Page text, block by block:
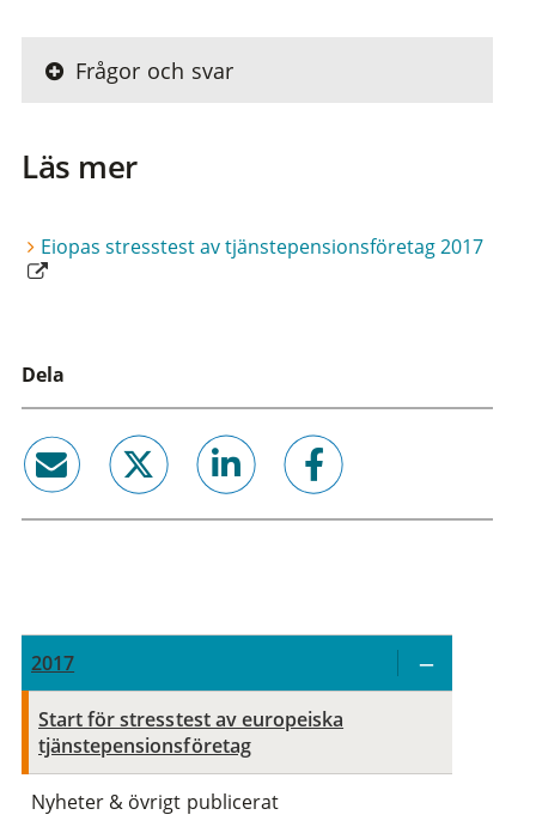
Frågor och svar
Läs mer
Eiopas stresstest av tjänstepensionsföretag 2017
Dela
2017
Start för stresstest av europeiska
tjänstepensionsföretag
Nyheter & övrigt publicerat